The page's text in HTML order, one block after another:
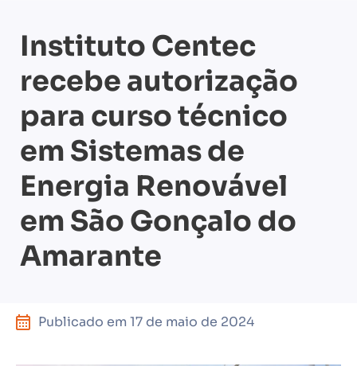
Instituto Centec
recebe autorização
para curso técnico
em Sistemas de
Energia Renovável
em São Gonçalo do
Amarante
Publicado em 17 de maio de 2024